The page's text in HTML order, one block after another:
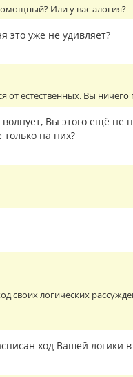
Или у вас алогия?
это уже не удивляет?
естественных. Вы ничего
Вы этого ещё
на них?
своих логических
ход Вашей логики